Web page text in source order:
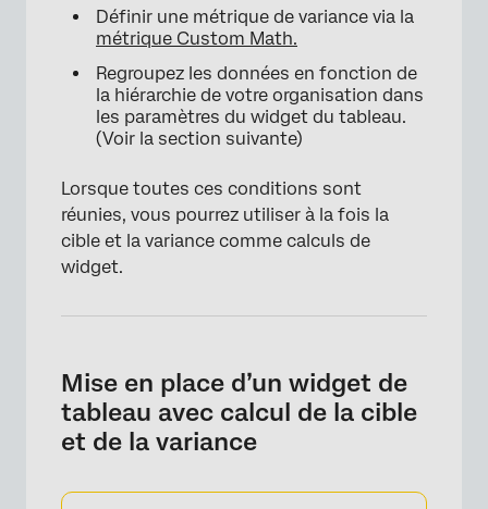
Définir une métrique de variance via la
métrique Custom Math.
Regroupez les données en fonction de
la hiérarchie de votre organisation dans
les paramètres du widget du tableau.
(Voir la section suivante)
Lorsque toutes ces conditions sont
réunies, vous pourrez utiliser à la fois la
cible et la variance comme calculs de
widget.
Mise en place d’un widget de
tableau avec calcul de la cible
et de la variance